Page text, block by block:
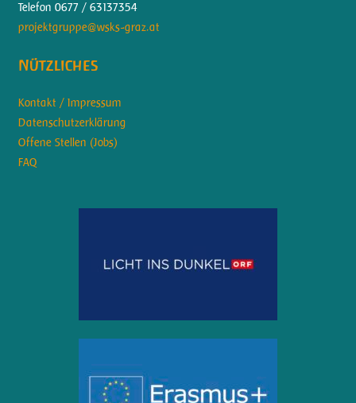
Telefon 0677 / 63137354
projektgruppe@wsks-graz.at
Nützliches
Kontakt / Impressum
Datenschutzerklärung
Offene Stellen (Jobs)
FAQ